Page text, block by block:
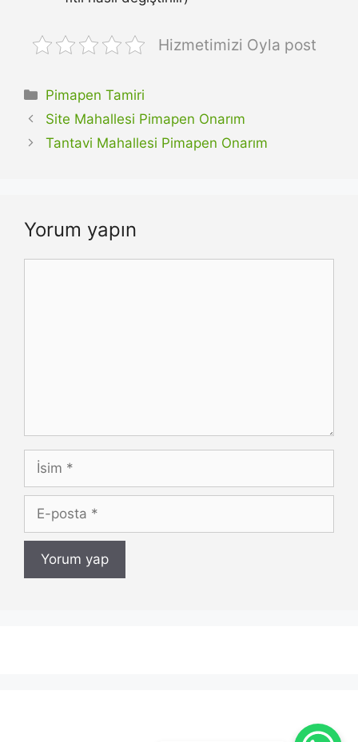
Hizmetimizi Oyla post
Kategoriler
Pimapen Tamiri
Site Mahallesi Pimapen Onarım
Tantavi Mahallesi Pimapen Onarım
Yorum yapın
İsim
posta